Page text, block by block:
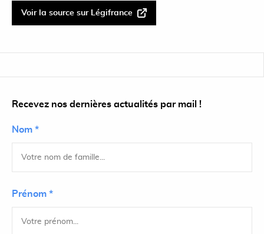
Voir la source sur Légifrance
Recevez nos dernières actualités par mail !
Nom *
Prénom *